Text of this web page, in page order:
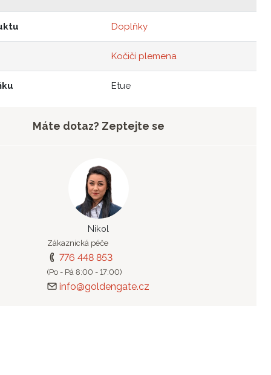
Doplňky
Kočičí plemena
Etue
Máte dotaz? Zeptejte se
Nikol
Zákaznická péče
776 448 853
(Po - Pá 8:00 - 17:00)
info@goldengate.cz